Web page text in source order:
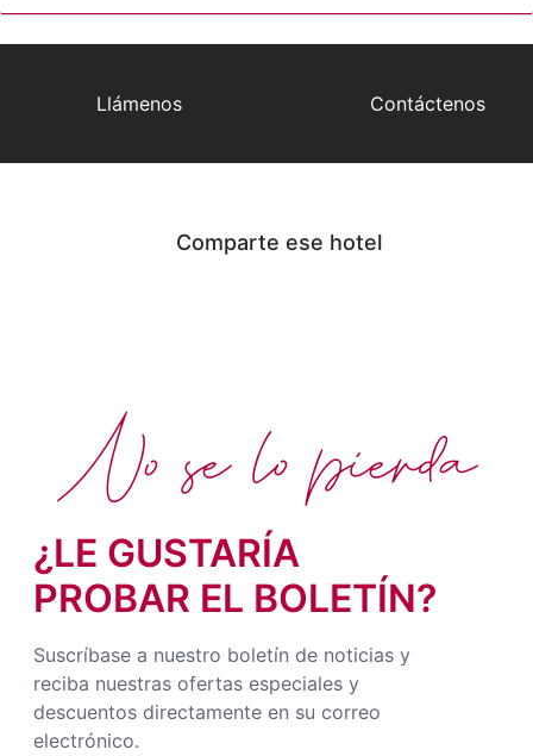
Llámenos Contáctenos
Comparte ese hotel
¿LE GUSTARÍA
PROBAR EL BOLETÍN?
Suscríbase a nuestro boletín de noticias y
reciba nuestras ofertas especiales y
descuentos directamente en su correo
electrónico.
No se lo pierda